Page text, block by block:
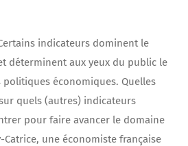
indicateurs dominent le
déterminent aux yeux du public le
politiques économiques. Quelles
quels (autres) indicateurs
pour faire avancer le domaine
Catrice, une économiste française